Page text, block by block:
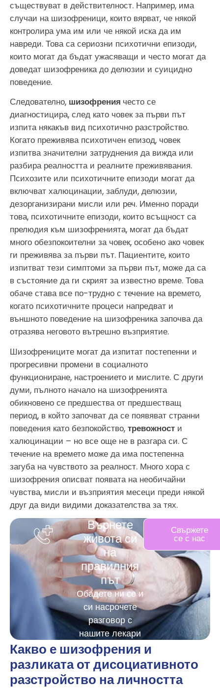
съществуват в действителност. Например, има
случаи на шизофреници, които вярват, че някой
контролира ума им или че някой иска да им
навреди. Това са сериозни психотични епизоди,
които могат да бъдат ужасяващи и често могат да
доведат шизофреника до делюзии и суицидно
поведение.
Следователно, шизофрения често се
диагностицира, след като човек за първи път
изпита някакъв вид психотично разстройство.
Когато преживява психотичен епизод, човек
изпитва значителни затруднения да вижда или
разбира реалността и реалните преживявания.
Психозите или психотичните епизоди могат да
включват халюцинации, заблуди, делюзии,
дезорганизирани мисли или реч. Именно поради
това, психотичните епизоди, които всъщност са
прелюдия към шизофренията, могат да бъдат
много обезпокоителни за човек, особено ако човек
ги преживява за първи път. Пациентите, които
изпитват тези симптоми за първи път, може да са
в състояние да ги скрият за известно време. Това
обаче става все по-трудно с течение на времето,
когато психотичните процеси напредват и
външното поведение на шизофреника започва да
отразява неговото вътрешно възприятие.
Шизофрениците могат да изпитат постепенни и
прогресивни промени в социалното
функциониране, настроението и мислите. С други
думи, пълното начало на шизофренията
обикновено се предшества от предшестващ
период, в който започват да се появяват странни
поведения като безпокойство, тревожност и
халюцинации – но все още не в разгара си. С
течение на времето може да има постепенна
загуба на чувството за реалност. Много хора с
шизофрения описват появата на необичайни
чувства, мисли и възприятия месеци преди някой
друг да види видими доказателства за тях.
Върнете
живота си
на
правилния
път
Обадете ни се и
си насрочете
разговор с
нашите лекари
Свържете
се с нас
Какво е шизофрения и
разликата от дисоциативното
разстройство на личността